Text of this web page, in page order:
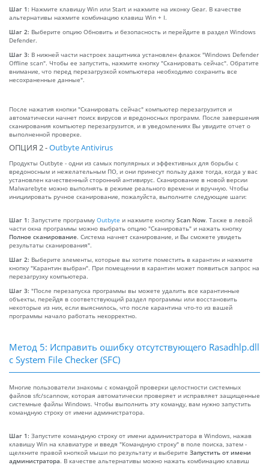
Шаг 1: Нажмите клавишу Win или Start и нажмите на иконку Gear. В качестве
альтернативы нажмите комбинацию клавиш Win + I.
Шаг 2: Выберите опцию Обновить и безопасность и перейдите в раздел Windows
Defender.
Шаг 3: В нижней части настроек защитника установлен флажок "Windows Defender
Offline scan". Чтобы ее запустить, нажмите кнопку "Сканировать сейчас". Обратите
внимание, что перед перезагрузкой компьютера необходимо сохранить все
несохраненные данные".
После нажатия кнопки "Сканировать сейчас" компьютер перезагрузится и
автоматически начнет поиск вирусов и вредоносных программ. После завершения
сканирования компьютер перезагрузится, и в уведомлениях Вы увидите отчет о
выполненной проверке.
ОПЦИЯ 2 -Outbyte Antivirus
Продукты Outbyte - одни из самых популярных и эффективных для борьбы с
вредоносным и нежелательным ПО, и они принесут пользу даже тогда, когда у вас
установлен качественный сторонний антивирус. Сканирование в новой версии
Malwarebyte можно выполнять в режиме реального времени и вручную. Чтобы
инициировать ручное сканирование, пожалуйста, выполните следующие шаги:
Шаг 1: Запустите программу Outbyte и нажмите кнопку Scan Now. Также в левой
части окна программы можно выбрать опцию "Сканировать" и нажать кнопку
Полное сканирование. Система начнет сканирование, и Вы сможете увидеть
результаты сканирования".
Шаг 2: Выберите элементы, которые вы хотите поместить в карантин и нажмите
кнопку "Карантин выбран". При помещении в карантин может появиться запрос на
перезагрузку компьютера.
Шаг 3: "После перезапуска программы вы можете удалить все карантинные
объекты, перейдя в соответствующий раздел программы или восстановить
некоторые из них, если выяснилось, что после карантина что-то из вашей
программы начало работать некорректно.
Метод 5: Исправить ошибку отсутствующего Rasadhlp.dll
с System File Checker (SFC)
Многие пользователи знакомы с командой проверки целостности системных
файлов sfc/scannow, которая автоматически проверяет и исправляет защищенные
системные файлы Windows. Чтобы выполнить эту команду, вам нужно запустить
командную строку от имени администратора.
Шаг 1: Запустите командную строку от имени администратора в Windows, нажав
клавишу Win на клавиатуре и введя "Командную строку" в поле поиска, затем -
щелкните правой кнопкой мыши по результату и выберите Запустить от имени
администратора. В качестве альтернативы можно нажать комбинацию клавиш